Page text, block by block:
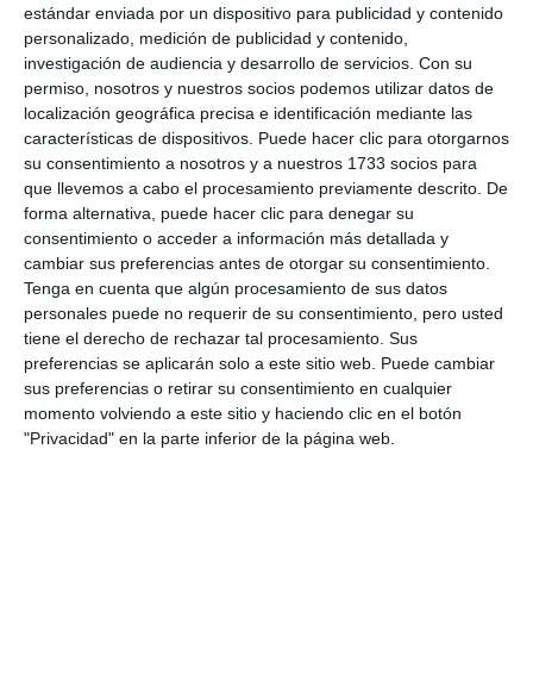
estándar enviada por un dispositivo para publicidad y contenido
personalizado, medición de publicidad y contenido,
investigación de audiencia y desarrollo de servicios. Con su
permiso, nosotros y nuestros socios podemos utilizar datos de
localización geográfica precisa e identificación mediante las
características de dispositivos. Puede hacer clic para otorgarnos
su consentimiento a nosotros y a nuestros 1733 socios para
que llevemos a cabo el procesamiento previamente descrito. De
forma alternativa, puede hacer clic para denegar su
consentimiento o acceder a información más detallada y
cambiar sus preferencias antes de otorgar su consentimiento.
Tenga en cuenta que algún procesamiento de sus datos
personales puede no requerir de su consentimiento, pero usted
tiene el derecho de rechazar tal procesamiento. Sus
preferencias se aplicarán solo a este sitio web. Puede cambiar
sus preferencias o retirar su consentimiento en cualquier
momento volviendo a este sitio y haciendo clic en el botón
"Privacidad" en la parte inferior de la página web.